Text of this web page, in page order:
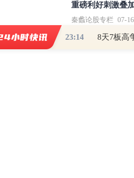
秦蠡论股专栏 07-
23:14